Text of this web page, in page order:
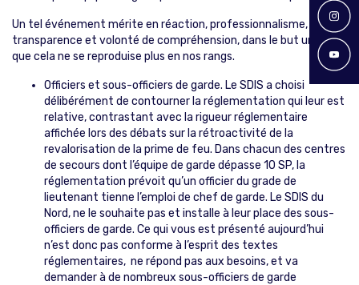
Un tel événement mérite en réaction, professionnalisme, clarté,
transparence et volonté de compréhension, dans le but unique
que cela ne se reproduise plus en nos rangs.
Officiers et sous-officiers de garde. Le SDIS a choisi
délibérément de contourner la réglementation qui leur est
relative, contrastant avec la rigueur réglementaire
affichée lors des débats sur la rétroactivité de la
revalorisation de la prime de feu. Dans chacun des centres
de secours dont l’équipe de garde dépasse 10 SP, la
réglementation prévoit qu’un officier du grade de
lieutenant tienne l’emploi de chef de garde. Le SDIS du
Nord, ne le souhaite pas et installe à leur place des sous-
officiers de garde. Ce qui vous est présenté aujourd’hui
n’est donc pas conforme à l’esprit des textes
réglementaires, ne répond pas aux besoins, et va
demander à de nombreux sous-officiers de garde